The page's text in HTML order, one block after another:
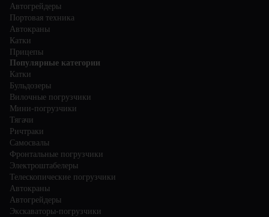
Автогрейдеры
Портовая техника
Автокраны
Катки
Прицепы
Популярные категории
Катки
Бульдозеры
Вилочные погрузчики
Мини-погрузчики
Тягачи
Ричтраки
Самосвалы
Фронтальные погрузчики
Электроштабелеры
Телескопические погрузчики
Автокраны
Автогрейдеры
Экскаваторы-погрузчики